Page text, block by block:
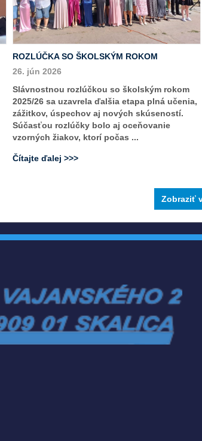
ROZLÚČKA SO ŠKOLSKÝM ROKOM
26. jún 2026
Slávnostnou rozlúčkou so školským rokom
2025/26 sa uzavrela ďalšia etapa plná učenia,
zážitkov, úspechov aj nových skúseností.
Súčasťou rozlúčky bolo aj oceňovanie
vzorných žiakov, ktorí počas ...
Čítajte ďalej >>>